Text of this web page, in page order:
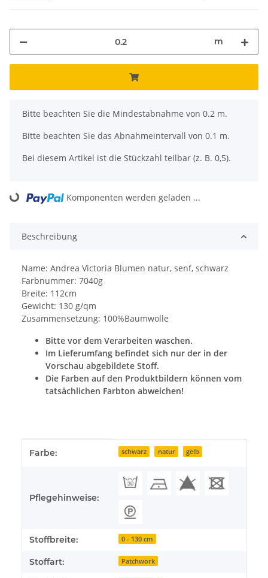
m
x
Bitte beachten Sie die Mindestabnahme von 0.2 m.
Bitte beachten Sie das Abnahmeintervall von 0.1 m.
Bei diesem Artikel ist die Stückzahl teilbar (z. B. 0,5).
Loading... Komponenten werden geladen ...
Beschreibung
Name: Andrea Victoria Blumen natur, senf, schwarz
Farbnummer: 7040g
Breite: 112cm
Gewicht: 130 g/qm
Zusammensetzung: 100%Baumwolle
Bitte vor dem Verarbeiten waschen.
Im Lieferumfang befindet sich nur der in der
Vorschau abgebildete Stoff.
Die Farben auf den Produktbildern können vom
tatsächlichen Farbton abweichen!
Produkteigenschaft
Wert
Farbe: schwarz natur gelb
Pflegehinweise:
Stoffbreite: 0 - 130 cm
Stoffart: Patchwork